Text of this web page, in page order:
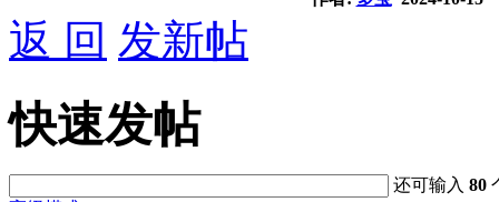
返 回 发新帖
快速发帖
还可输入80